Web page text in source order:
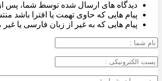
دیدگاه های ارسال شده توسط شما، پس
پیام هایی که حاوی تهمت یا افترا باشد
پیام هایی که به غیر از زبان فارسی یا